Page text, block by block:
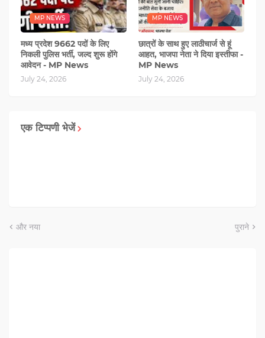
MP NEWS
मध्य प्रदेश 9662 पदों के लिए
निकली पुलिस भर्ती, जल्द शुरू होंगे
आवेदन - MP News
July 24, 2026
MP NEWS
छात्रों के साथ हुए लाठीचार्ज से हूं
आहत, भाजपा नेता ने दिया इस्तीफा -
MP News
July 24, 2026
एक टिप्पणी भेजें
और नया पुराने